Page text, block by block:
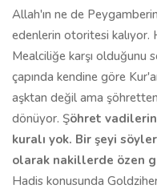
Allah'ın ne de
edenlerin otoritesi kalıyor.
Mealciliğe karşı olduğunu
çapında kendine göre
aşktan değil ama
dönüyor. Şöhret
kuralı yok. Bir şeyi
olarak nakillerde özen
Hadis konusunda